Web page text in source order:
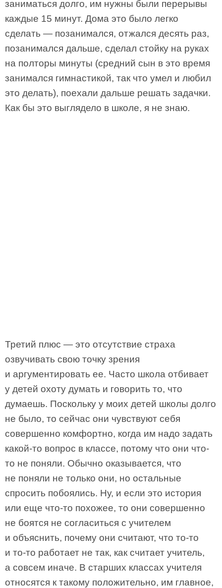
заниматься долго, им нужны были перерывы
каждые 15 минут. Дома это было легко
сделать — позанимался, отжался десять раз,
позанимался дальше, сделал стойку на руках
на полторы минуты (средний сын в это время
занимался гимнастикой, так что умел и любил
это делать), поехали дальше решать задачки.
Как бы это выглядело в школе, я не знаю.
Третий плюс — это отсутствие страха
озвучивать свою точку зрения
и аргументировать ее. Часто школа отбивает
у детей охоту думать и говорить то, что
думаешь. Поскольку у моих детей школы долго
не было, то сейчас они чувствуют себя
совершенно комфортно, когда им надо задать
какой-то вопрос в классе, потому что они что-
то не поняли. Обычно оказывается, что
не поняли не только они, но остальные
спросить побоялись. Ну, и если это история
или еще что-то похожее, то они совершенно
не боятся не согласиться с учителем
и объяснить, почему они считают, что то-то
и то-то работает не так, как считает учитель,
а совсем иначе. В старших классах учителя
относятся к такому положительно, им главное,